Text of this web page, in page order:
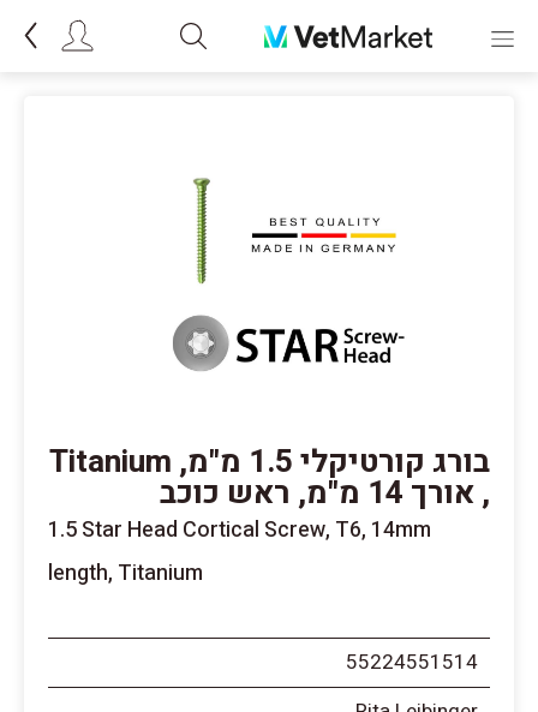
בורג קורטיקלי 1.5 מ"מ, Titanium
, אורך 14 מ"מ, ראש כוכב
1.5 Star Head Cortical Screw, T6, 14mm
length, Titanium
55224551514